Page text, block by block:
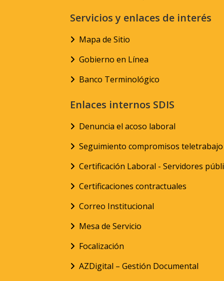
Servicios y enlaces de interés
Mapa de Sitio
Gobierno en Línea
Banco Terminológico
Enlaces internos SDIS
Denuncia el acoso laboral
Seguimiento compromisos teletrabajo
Certificación Laboral - Servidores
Certificaciones contractuales
Correo Institucional
Mesa de Servicio
Focalización
AZDigital – Gestión Documental